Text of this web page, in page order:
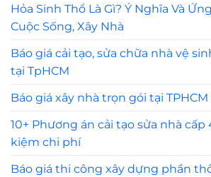
Hỏa Sinh Thổ Là Gì? Ý Nghĩa Và
Cuộc Sống, Xây Nhà
Báo giá cải tạo, sửa chữa nhà vệ
tại TpHCM
Báo giá xây nhà trọn gói tại
10+ Phương án cải tạo sửa nhà
kiệm chi phí
Báo giá thi công xây dựng phần